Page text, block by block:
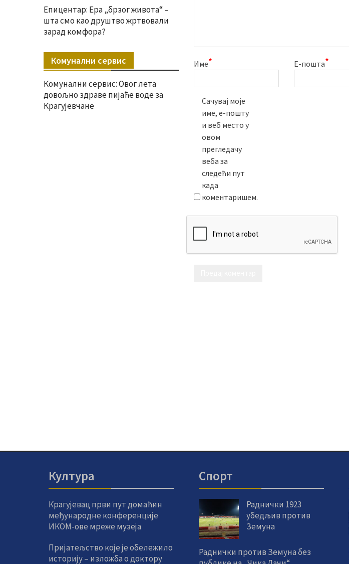
Име* Е-пошта*
Сачувај моје
име, е-пошту
и веб место у
овом
прегледачу
веба за
следећи пут
када
коментаришем.
Епицентар: Ера „брзог живота“ –
шта смо као друштво жртвовали
зарад комфора?
Комунални сервис
Комунални сервис: Овог лета
довољно здраве пијаће воде за
Крагујевчане
Култура
Крагујевац први пут домаћин
међународне конференције
ИКОМ-ове мреже музеја
Пријатељство које је обележило
историју – изложба о доктору
Спорт
Раднички 1923
убедљив против
Земуна
Раднички против Земуна без